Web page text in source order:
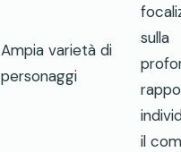
Ampia varietà di
personaggi
sulla
il